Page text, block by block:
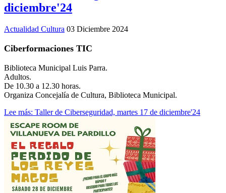
diciembre'24
Actualidad Cultura 03 Diciembre 2024
Ciberformaciones TIC
Biblioteca Municipal Luis Parra.
Adultos.
De 10.30 a 12.30 horas.
Organiza Concejalía de Cultura, Biblioteca Municipal.
Lee más: Taller de Ciberseguridad, martes 17 de diciembre'24